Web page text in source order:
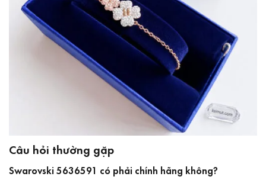
Câu hỏi thường gặp
Swarovski 5636591 có phải chính hãng không?